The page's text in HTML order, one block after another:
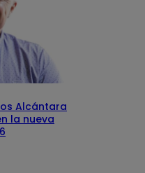
Alcántara
la nueva